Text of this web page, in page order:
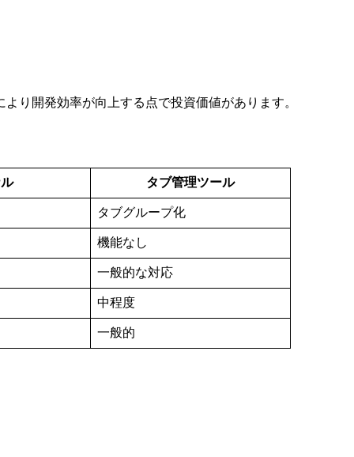
り開発効率が向上する点で投資価値があります。
タブ管理ツール
タブグループ化
機能なし
一般的な対応
中程度
一般的